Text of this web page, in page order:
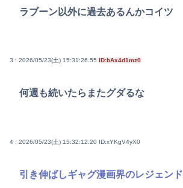
ラブーン以外に過去あるんかコイツ
3 : 2026/05/23(土) 15:31:26.55 ID:bAx4d1mz0
何週も続いたらまたグダるな
4 : 2026/05/23(土) 15:32:12.20 ID:xYKgV4yX0
引き伸ばしギャグ漫画界のレジェンド